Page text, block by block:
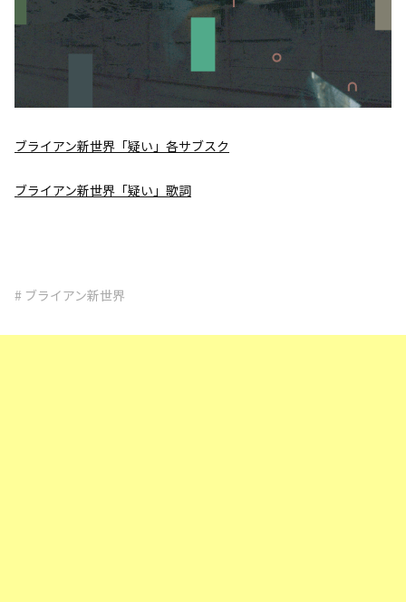
ブライアン新世界「疑い」各サブスク
ブライアン新世界「疑い」歌詞
# ブライアン新世界